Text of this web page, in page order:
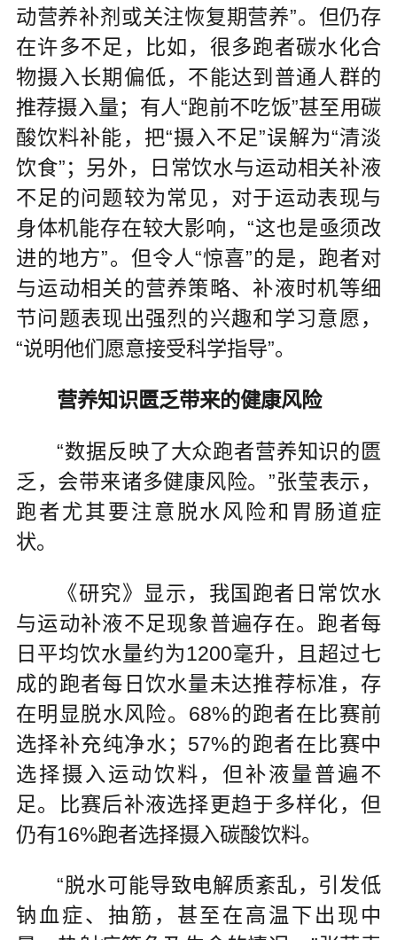
动营养补剂或关注恢复期营养”。但仍存
在许多不足，比如，很多跑者碳水化合
物摄入长期偏低，不能达到普通人群的
推荐摄入量；有人“跑前不吃饭”甚至用碳
酸饮料补能，把“摄入不足”误解为“清淡
饮食”；另外，日常饮水与运动相关补液
不足的问题较为常见，对于运动表现与
身体机能存在较大影响，“这也是亟须改
进的地方”。但令人“惊喜”的是，跑者对
与运动相关的营养策略、补液时机等细
节问题表现出强烈的兴趣和学习意愿，
“说明他们愿意接受科学指导”。
营养知识匮乏带来的健康风险
“数据反映了大众跑者营养知识的匮
乏，会带来诸多健康风险。”张莹表示，
跑者尤其要注意脱水风险和胃肠道症
状。
《研究》显示，我国跑者日常饮水
与运动补液不足现象普遍存在。跑者每
日平均饮水量约为1200毫升，且超过七
成的跑者每日饮水量未达推荐标准，存
在明显脱水风险。68%的跑者在比赛前
选择补充纯净水；57%的跑者在比赛中
选择摄入运动饮料，但补液量普遍不
足。比赛后补液选择更趋于多样化，但
仍有16%跑者选择摄入碳酸饮料。
“脱水可能导致电解质紊乱，引发低
钠血症、抽筋，甚至在高温下出现中